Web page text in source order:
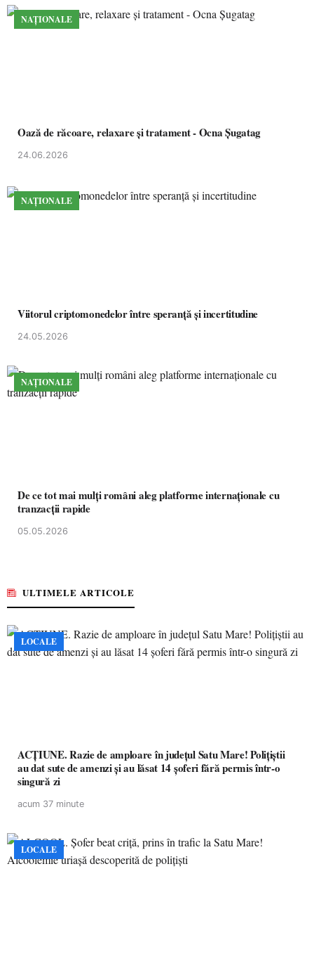
NAȚIONALE
Oază de răcoare, relaxare și tratament - Ocna Șugatag
24.06.2026
NAȚIONALE
Viitorul criptomonedelor între speranță și incertitudine
24.05.2026
NAȚIONALE
De ce tot mai mulți români aleg platforme internaționale cu
tranzacții rapide
05.05.2026
ULTIMELE ARTICOLE
LOCALE
ACȚIUNE. Razie de amploare în județul Satu Mare! Polițiștii
au dat sute de amenzi și au lăsat 14 șoferi fără permis într-o
singură zi
acum 37 minute
LOCALE